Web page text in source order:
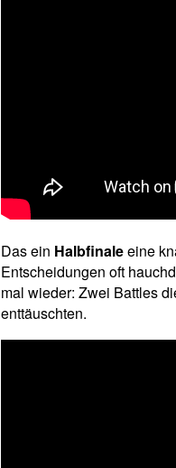
Das ein Halbfinaleeine
Entscheidungen oft
mal wieder: Zwei Battles
enttäuschten.